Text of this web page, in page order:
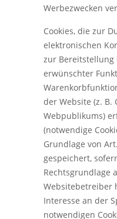
Werbezwecken
Cookies, die zur
elektronischen
zur Bereitstellung
erwünschter
der Website (z. B.
Webpublikums)
(notwendige
Grundlage von
gespeichert,
Rechtsgrundlage
Websitebetreiber
Interesse an der
notwendigen